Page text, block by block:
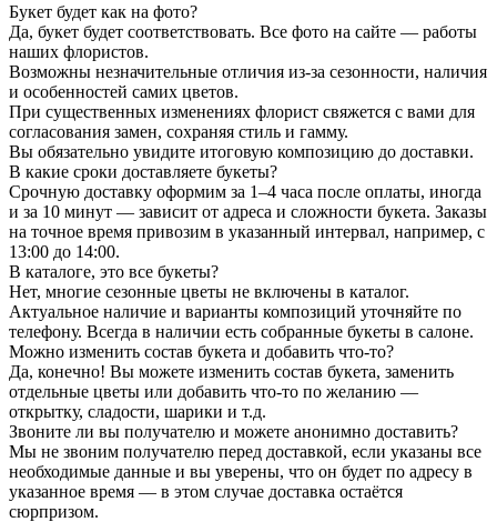
Букет будет как на фото?
Да, букет будет соответствовать. Все фото на сайте — работы
наших флористов.
Возможны незначительные отличия из-за сезонности, наличия
и особенностей самих цветов.
При существенных изменениях флорист свяжется с вами для
согласования замен, сохраняя стиль и гамму.
Вы обязательно увидите итоговую композицию до доставки.
В какие сроки доставляете букеты?
Срочную доставку оформим за 1–4 часа после оплаты, иногда
и за 10 минут — зависит от адреса и сложности букета. Заказы
на точное время привозим в указанный интервал, например, с
13:00 до 14:00.
В каталоге, это все букеты?
Нет, многие сезонные цветы не включены в каталог.
Актуальное наличие и варианты композиций уточняйте по
телефону. Всегда в наличии есть собранные букеты в салоне.
Можно изменить состав букета и добавить что-то?
Да, конечно! Вы можете изменить состав букета, заменить
отдельные цветы или добавить что-то по желанию —
открытку, сладости, шарики и т.д.
Звоните ли вы получателю и можете анонимно доставить?
Мы не звоним получателю перед доставкой, если указаны все
необходимые данные и вы уверены, что он будет по адресу в
указанное время — в этом случае доставка остаётся
сюрпризом.